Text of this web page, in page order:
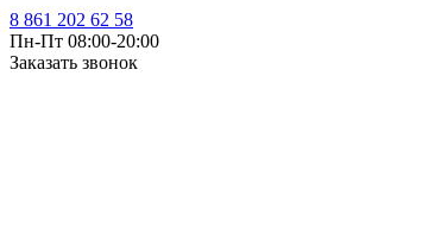
8 861 202 62 58
Пн-Пт 08:00-20:00
Заказать звонок